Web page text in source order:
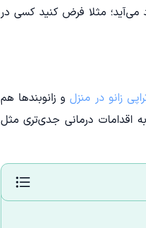
می‌آید؛ مثلا فرض کنید کسی در
زانو در منزلو زانوبندها هم
اقدامات درمانی جدی‌تری مثل